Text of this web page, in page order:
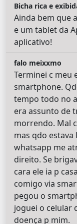
Bicha rica e
Ainda bem que
e um tablet da
aplicativo!
falo meixxmo
Terminei c meu
smartphone.
tempo todo no
era assunto de
morrendo. Mal
mas qdo
whatsapp me
direito. Se
cara ele ia p
comigo via
pegou o
joguei o celular
doença p mim.